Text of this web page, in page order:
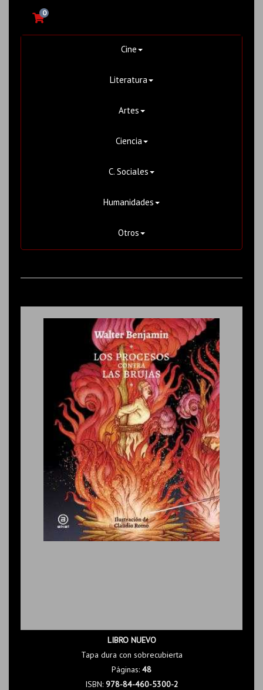
0
Cine
Literatura
Artes
Ciencia
C. Sociales
Humanidades
Otros
LIBRO NUEVO
Tapa dura con sobrecubierta
Páginas: 48
ISBN: 978-84-460-5300-2